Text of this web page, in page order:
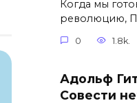
Когда мы
революцию,
0 1.8k.
Адольф
Совести